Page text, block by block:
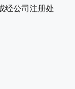
经公司注册处